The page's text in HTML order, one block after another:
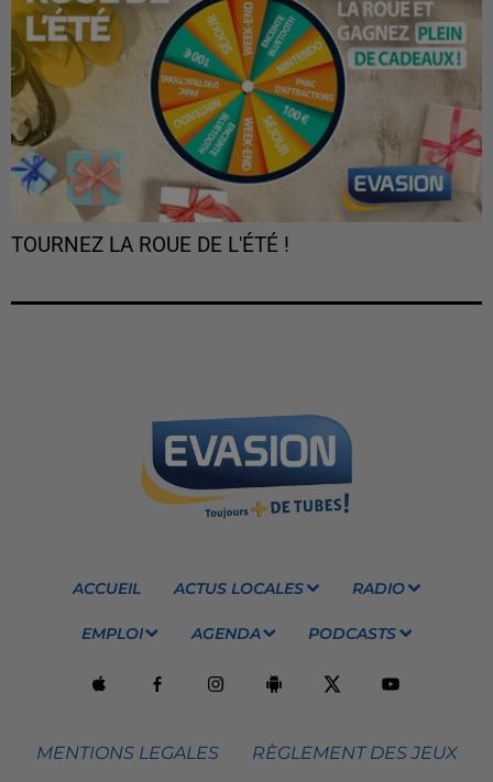
TOURNEZ LA ROUE DE L'ÉTÉ !
ACCUEIL ACTUS LOCALES RADIO
EMPLOI AGENDA PODCASTS
MENTIONS LEGALES RÈGLEMENT DES JEUX